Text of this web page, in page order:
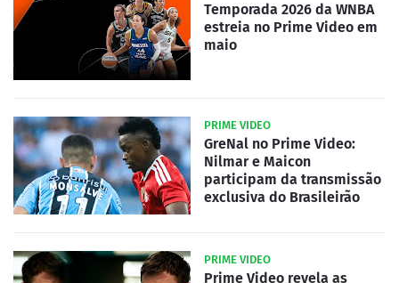
Temporada 2026 da WNBA
estreia no Prime Video em
maio
PRIME VIDEO
GreNal no Prime Video:
Nilmar e Maicon
participam da transmissão
exclusiva do Brasileirão
PRIME VIDEO
Prime Video revela as